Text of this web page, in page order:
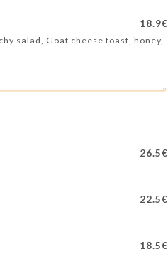
18.9€
salad, Goat cheese toast, honey,
26.5€
22.5€
18.5€